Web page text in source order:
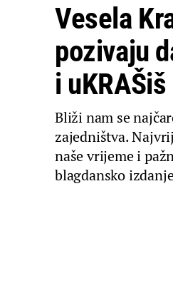
Vesela
pozivaju
i
Bliži nam se
zajedništva.
naše vrijeme i
blagdansko